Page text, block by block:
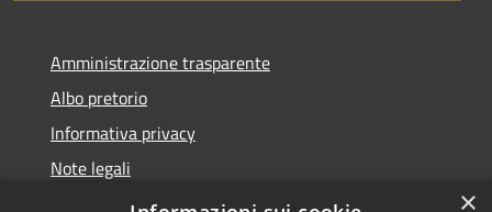
Amministrazione trasparente
Albo pretorio
Informativa privacy
Note legali
Dichiarazione di accessibilità
×